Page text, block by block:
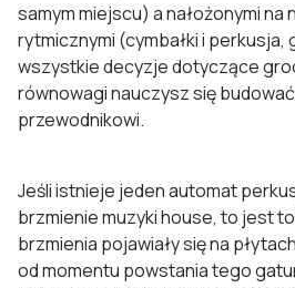
samym miejscu) a nałożonymi na
rytmicznymi (cymbałki i
wszystkie decyzje dotyczące
równowagi nauczysz się
przewodnikowi.
Jeśli istnieje jeden automat
brzmienie muzyki house, to jest
brzmienia pojawiały się na
od momentu powstania tego